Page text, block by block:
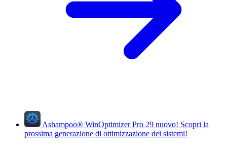
Ashampoo® WinOptimizer Pro 29 nuovo! Scopri la
prossima generazione di ottimizzazione dei sistemi!